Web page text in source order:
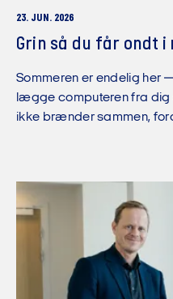
23. JUN. 2026
Grin så du får ondt i
Sommeren er endelig her
lægge computeren fra
ikke brænder sammen,